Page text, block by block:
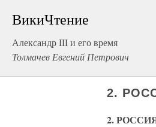
ВикиЧтение
Александр III и его время
Толмачев Евгений Петрович
2.
2.